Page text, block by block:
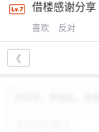
借楼感谢分享
喜欢 反对
❮